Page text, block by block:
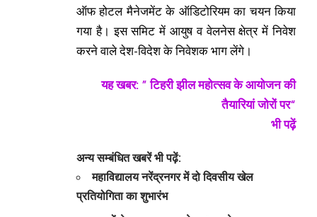
ऑफ होटल मैनेजमेंट के ऑडिटोरियम का चयन किया
गया है। इस समिट में आयुष व वेलनेस क्षेत्र में निवेश
करने वाले देश-विदेश के निवेशक भाग लेंगे।
यह खबर: ”टिहरी झील महोत्सव के आयोजन की
तैयारियां जोरों पर“
भी पढ़ें
अन्य सम्बंधित खबरें भी पढ़ें:
महाविद्यालय नरेंद्रनगर में दो दिवसीय खेल
प्रतियोगिता का शुभारंभ